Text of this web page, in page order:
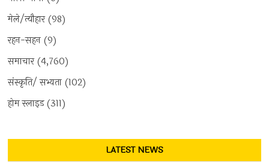
मेले/त्यौहार(98)
रहन-सहन (9)
समाचार(4,760)
संस्कृति/ सभ्यता (102)
होम स्लाइड(311)
LATEST NEWS